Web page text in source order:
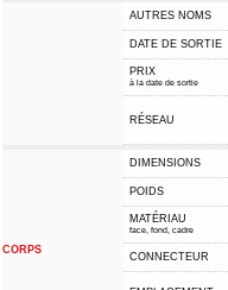
AUTRES NOMS
DATE DE SORTIE
PRIX
à la date de sortie
RÉSEAU
CORPS
DIMENSIONS
POIDS
MATÉRIAU
face, fond, cadre
CONNECTEUR